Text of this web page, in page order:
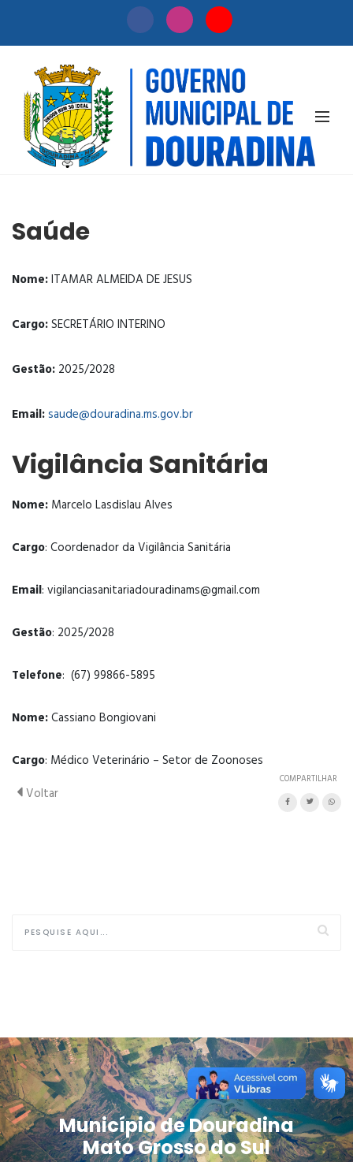
SECRETARIAS
Saúde
Nome:ITAMAR ALMEIDA DE JESUS
Cargo:SECRETÁRIO INTERINO
Gestão: 2025/2028
Email:saude@douradina.ms.gov.br
Vigilância Sanitária
Nome: Marcelo Lasdislau Alves
Cargo: Coordenador da Vigilância Sanitária
Email: vigilanciasanitariadouradinams@gmail.com
Gestão: 2025/2028
Telefone: (67) 99866-5895
Nome:Cassiano Bongiovani
Cargo: Médico Veterinário – Setor de Zoonoses
Voltar
COMPARTILHAR
Município de Douradina
Mato Grosso do Sul